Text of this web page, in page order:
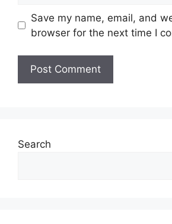
Save my name, email, and
browser for the next time I
Search